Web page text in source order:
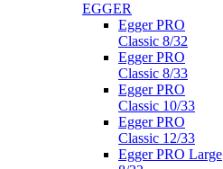
EGGER
Egger PRO
Classic 8/32
Egger PRO
Classic 8/33
Egger PRO
Classic 10/33
Egger PRO
Classic 12/33
Egger PRO Large